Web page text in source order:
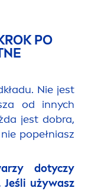
PO
Nie jest
od innych
jest dobra,
popełniasz
dotyczy
Jeśli używasz